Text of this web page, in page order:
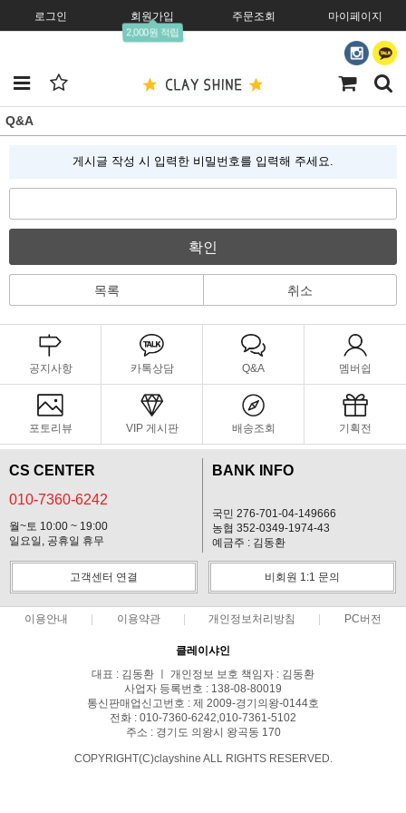
로그인 회원가입
2,000원 적립
주문조회 마이페이지
Q&A
게시글 작성 시 입력한 비밀번호를 입력해 주세요.
확인
목록 취소
공지사항 카톡상담 Q&A 멤버쉽
포토리뷰 VIP 게시판 배송조회 기획전
CS CENTER
010-7360-6242
월~토 10:00 ~ 19:00
일요일, 공휴일 휴무
BANK INFO
국민 276-701-04-149666
농협 352-0349-1974-43
예금주 : 김동환
고객센터 연결 비회원 1:1 문의
이용안내 이용약관 개인정보처리방침 PC버전
클레이샤인
대표 : 김동환 ㅣ 개인정보 보호 책임자 : 김동환
사업자 등록번호 : 138-08-80019
통신판매업신고번호 : 제 2009-경기의왕-0144호
전화 : 010-7360-6242,010-7361-5102
주소 : 경기도 의왕시 왕곡동 170
COPYRIGHT(C)clayshine ALL RIGHTS RESERVED.